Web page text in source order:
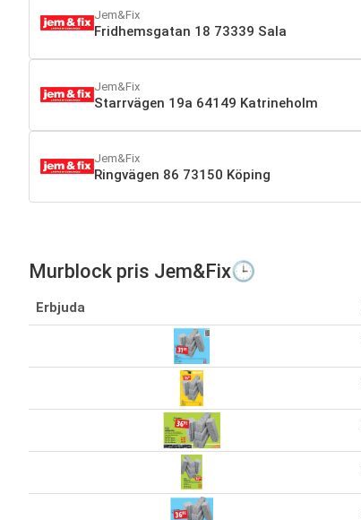
Jem&Fix
Fridhemsgatan 18 73339 Sala
Jem&Fix
Starrvägen 19a 64149 Katrineholm
Jem&Fix
Ringvägen 86 73150 Köping
Murblock pris Jem&Fix🕒
Erbjuda